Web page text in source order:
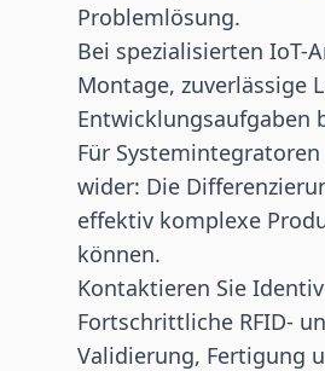
Problemlösung.
Bei spezialisierten
Montage, zuverlässige
Entwicklungsaufgaben
Für
wider: Die
effektiv komplexe
können.
Kontaktieren Sie Identiv
Fortschrittliche RFID-
Validierung, Fertigung